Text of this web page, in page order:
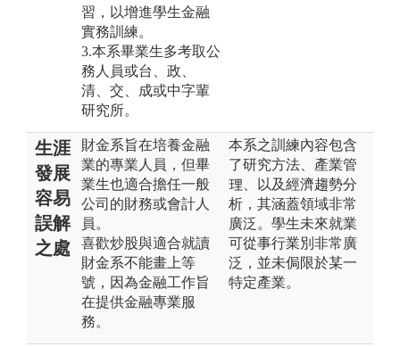
習，以增進學生金融
實務訓練。
3.本系畢業生多考取公
務人員或台、政、
清、交、成或中字輩
研究所。
生涯
發展
容易
誤解
之處
財金系旨在培養金融
業的專業人員，但畢
業生也適合擔任一般
公司的財務或會計人
員。
喜歡炒股與適合就讀
財金系不能畫上等
號，因為金融工作旨
在提供金融專業服
務。
本系之訓練內容包含
了研究方法、產業管
理、以及經濟趨勢分
析，其涵蓋領域非常
廣泛。學生未來就業
可從事行業別非常廣
泛，並未侷限於某一
特定產業。